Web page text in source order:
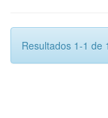
Resultados 1-1 de